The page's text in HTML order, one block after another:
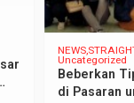
NEWS
Uncategorized
Beberkan
di Pasaran